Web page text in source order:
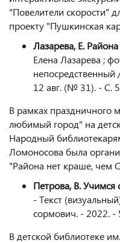
"Повелители скорости"
проекту "Пушкинская
Лазарева, Е.
Елена Лазарева ;
12 авг. (№ 31). - С.
В рамках
любимый город" на
Народный
Ломоносова была
"Района нет краше, чем
Петрова, В. Учимся
- Текст
сормович. - 2022. -
В детской библиотеке